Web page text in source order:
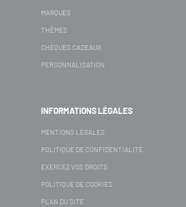
MARQUES
THÈMES
CHÈQUES CADEAUX
PERSONNALISATION
INFORMATIONS LÉGALES
MENTIONS LÉGALES
POLITIQUE DE CONFIDENTIALITÉ
EXERCEZ VOS DROITS
POLITIQUE DE COOKIES
PLAN DU SITE